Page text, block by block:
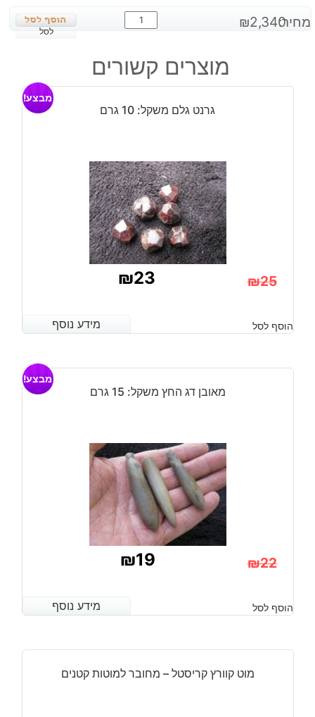
מחיר: ₪2,340
כמות
של
קוורץ
שחור
מעמד
מידה:
110
מ"מ
במשקל:
2.10
ק"ג
לסל
מוצרים קשורים
גרנט גלם משקל: 10 גרם
מבצע!
₪25
המקורי
₪23
הנוכחי
מידע נוסף הוסף לסל מידע נוסף
מאובן דג החץ משקל: 15 גרם
מבצע!
₪22
המקורי
₪19
הנוכחי
מידע נוסף הוסף לסל מידע נוסף
מוט קוורץ קריסטל – מחובר למוטות קטנים